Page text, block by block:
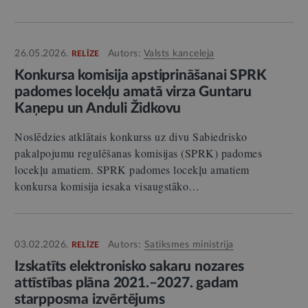
26.05.2026. RELĪZE Autors: Valsts kanceleja
Konkursa komisija apstiprināšanai SPRK
padomes locekļu amatā virza Guntaru
Kaņepu un Anduli Židkovu
Noslēdzies atklātais konkurss uz divu Sabiedrisko
pakalpojumu regulēšanas komisijas (SPRK) padomes
locekļu amatiem. SPRK padomes locekļu amatiem
konkursa komisija iesaka visaugstāko…
03.02.2026. RELĪZE Autors: Satiksmes ministrija
Izskatīts elektronisko sakaru nozares
attīstības plāna 2021.–2027. gadam
starpposma izvērtējums